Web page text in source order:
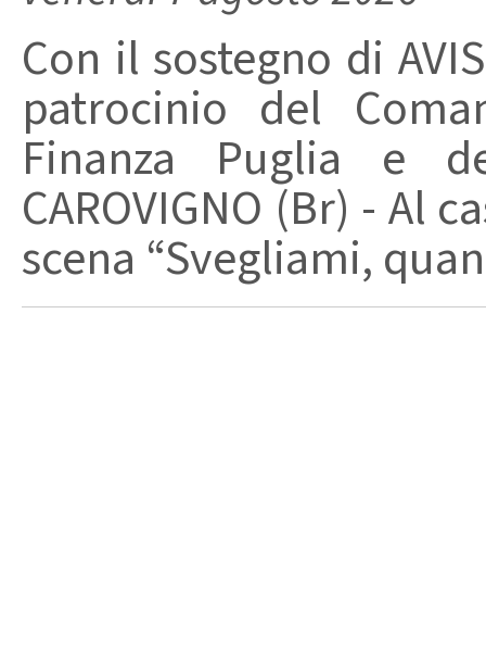
Con il sostegno di
patrocinio del
Finanza Puglia e
CAROVIGNO (Br) - Al
scena “Svegliami,